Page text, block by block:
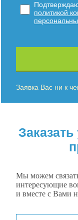
политикой
Заявка Вас ни к
Мы можем
интересующие
и вместе с Вами